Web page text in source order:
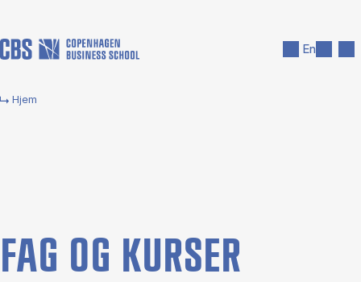
En
Hjem
FAG OG KUR­SER